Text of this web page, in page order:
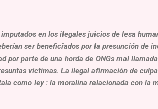
en los ilegales juicios de lesa
ser beneficiados por la presunción de
por parte de una horda de ONGs mal
víctimas. La ilegal afirmación de
como ley : la moralina relacionada con la
defensores de un relato, de una